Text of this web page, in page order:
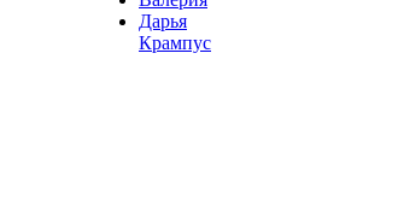
Дарья
Крампус